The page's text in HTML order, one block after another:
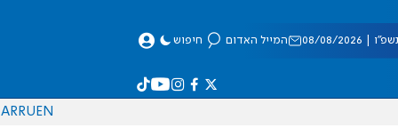
08/2026 המייל האדום חיפוש
EN
RU
AR